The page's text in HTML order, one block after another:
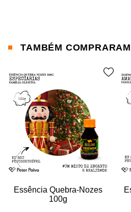
TAMBÉM COMPRARAM
Essência Quebra-Nozes
100g